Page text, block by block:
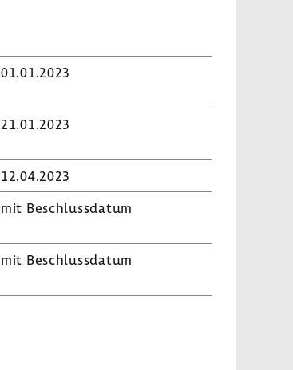
01.01.2023
21.01.2023
12.04.2023
mit Beschluss­datum
mit Beschluss­datum